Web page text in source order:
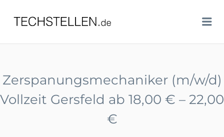
TECHSTELLEN.DE
Zerspanungsmechaniker (m/w/d)
Vollzeit Gersfeld ab 18,00 € – 22,00
€